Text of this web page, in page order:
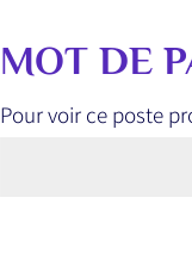
MOT DE
Pour voir ce poste